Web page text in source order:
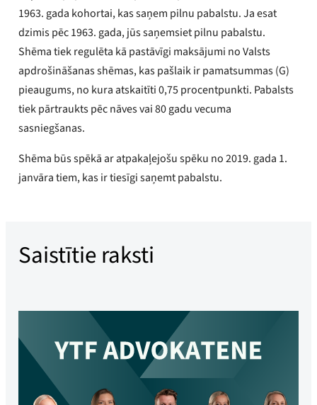
1963. gada kohortai, kas saņem pilnu pabalstu. Ja esat
dzimis pēc 1963. gada, jūs saņemsiet pilnu pabalstu.
Shēma tiek regulēta kā pastāvīgi maksājumi no Valsts
apdrošināšanas shēmas, kas pašlaik ir pamatsummas (G)
pieaugums, no kura atskaitīti 0,75 procentpunkti. Pabalsts
tiek pārtraukts pēc nāves vai 80 gadu vecuma
sasniegšanas.
Shēma būs spēkā ar atpakaļejošu spēku no 2019. gada 1.
janvāra tiem, kas ir tiesīgi saņemt pabalstu.
Saistītie raksti